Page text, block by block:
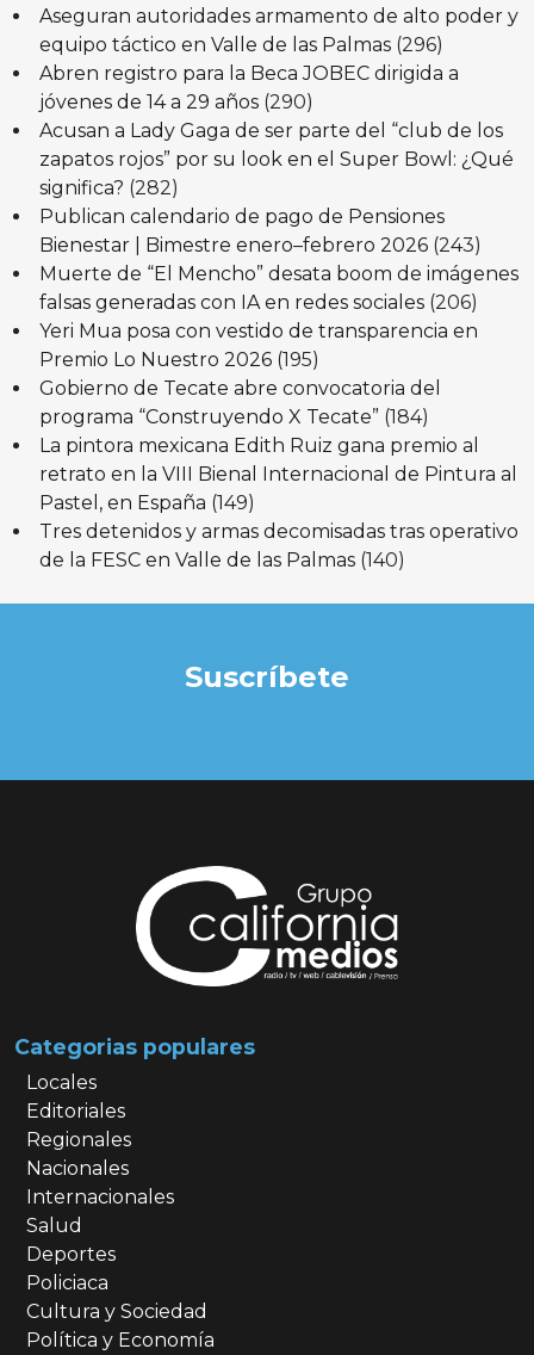
Aseguran autoridades armamento de alto poder y
equipo táctico en Valle de las Palmas (296)
Abren registro para la Beca JOBEC dirigida a
jóvenes de 14 a 29 años (290)
Acusan a Lady Gaga de ser parte del “club de los
zapatos rojos” por su look en el Super Bowl: ¿Qué
significa? (282)
Publican calendario de pago de Pensiones
Bienestar | Bimestre enero–febrero 2026 (243)
Muerte de “El Mencho” desata boom de imágenes
falsas generadas con IA en redes sociales (206)
Yeri Mua posa con vestido de transparencia en
Premio Lo Nuestro 2026 (195)
Gobierno de Tecate abre convocatoria del
programa “Construyendo X Tecate” (184)
La pintora mexicana Edith Ruiz gana premio al
retrato en la VIII Bienal Internacional de Pintura al
Pastel, en España (149)
Tres detenidos y armas decomisadas tras operativo
de la FESC en Valle de las Palmas (140)
Suscríbete
Categorias populares
Locales
Editoriales
Regionales
Nacionales
Internacionales
Salud
Deportes
Policiaca
Cultura y Sociedad
Política y Economía